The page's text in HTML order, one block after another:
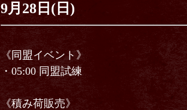
9月28日(日)
《同盟イベント》
・05:00 同盟試練
《積み荷販売》